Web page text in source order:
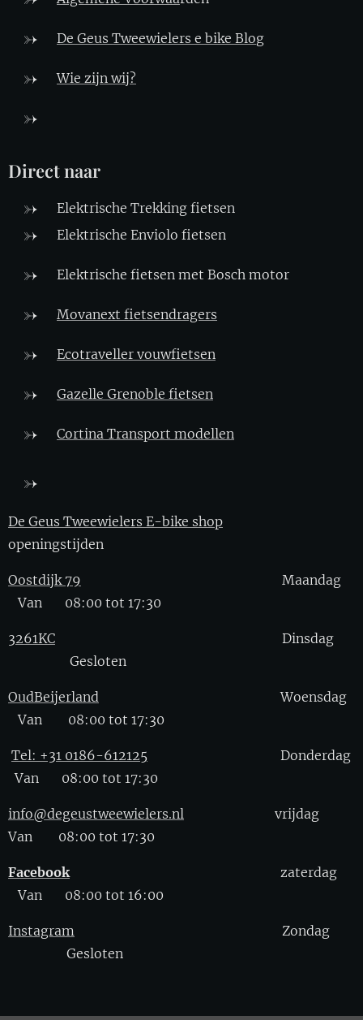
De Geus Tweewielers e bike Blog
Wie zijn wij?
Direct naar
Elektrische Trekking fietsen
Elektrische Enviolo fietsen
Elektrische fietsen met Bosch motor
Movanext fietsendragers
Ecotraveller vouwfietsen
Gazelle Grenoble fietsen
Cortina Transport modellen
De Geus Tweewielers E-bike shop
openingstijden
Oostdijk 79 Maandag
Van 08:00 tot 17:30
3261KC Dinsdag
Gesloten
OudBeijerland Woensdag
Van 08:00 tot 17:30
Tel: +31 0186-612125 Donderdag
Van 08:00 tot 17:30
info@degeustweewielers.nl vrijdag
Van 08:00 tot 17:30
Facebookzaterdag
Van 08:00 tot 16:00
Instagram Zondag
Gesloten